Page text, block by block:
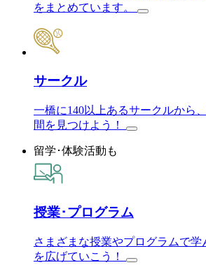
をまとめています。
サークル
一橋に140以上あるサークルから
間を見つけよう！
留学･体験活動も
授業･プログラム
さまざまな授業やプログラムで
を広げていこう！